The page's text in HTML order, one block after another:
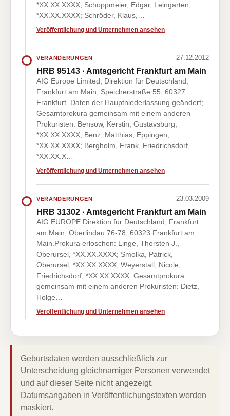
*XX.XX.XXXX; Schoppmeier, Edgar, Leingarten,
*XX.XX.XXXX; Schröder, Klaus,…
Veröffentlichung und Unternehmen ansehen
VERÄNDERUNGEN 27.12.2012
HRB 95143 · Amtsgericht Frankfurt am Main
AIG Europe Limited, Direktion für Deutschland,
Frankfurt am Main, Speicherstraße 55, 60327
Frankfurt. Daten der Hauptniederlassung geändert;
Gesamtprokura gemeinsam mit einem anderen
Prokuristen: Bensow, Kerstin, Gustavsburg,
*XX.XX.XXXX; Benz, Matthias, Eppingen,
*XX.XX.XXXX; Bergholm, Frank, Friedrichsdorf,
*XX.XX.X…
Veröffentlichung und Unternehmen ansehen
VERÄNDERUNGEN 23.03.2009
HRB 31302 · Amtsgericht Frankfurt am Main
AIG EUROPE Direktion für Deutschland, Frankfurt
am Main, Oberlindau 76-78, 60323 Frankfurt am
Main.Prokura erloschen: Linge, Thorsten J.,
Oberursel, *XX.XX.XXXX; Smolka, Patrick,
Oberursel, *XX.XX.XXXX; Weyerstall, Nicole,
Friedrichsdorf, *XX.XX.XXXX. Gesamtprokura
gemeinsam mit einem anderen Prokuristen: Dietz,
Holge…
Veröffentlichung und Unternehmen ansehen
Geburtsdaten werden ausschließlich zur
Unterscheidung gleichnamiger Personen verwendet
und auf dieser Seite nicht angezeigt.
Datumsangaben in Veröffentlichungstexten werden
maskiert.